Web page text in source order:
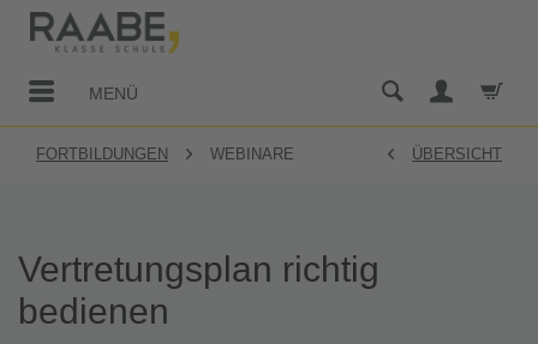
MENÜ
FORTBILDUNGEN WEBINARE ÜBERSICHT
Vertretungsplan richtig
bedienen